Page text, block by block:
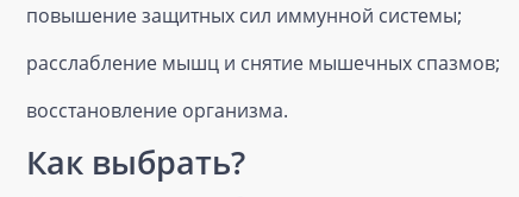
повышение защитных сил иммунной системы;
расслабление мышц и снятие мышечных спазмов;
восстановление организма.
Как выбрать?